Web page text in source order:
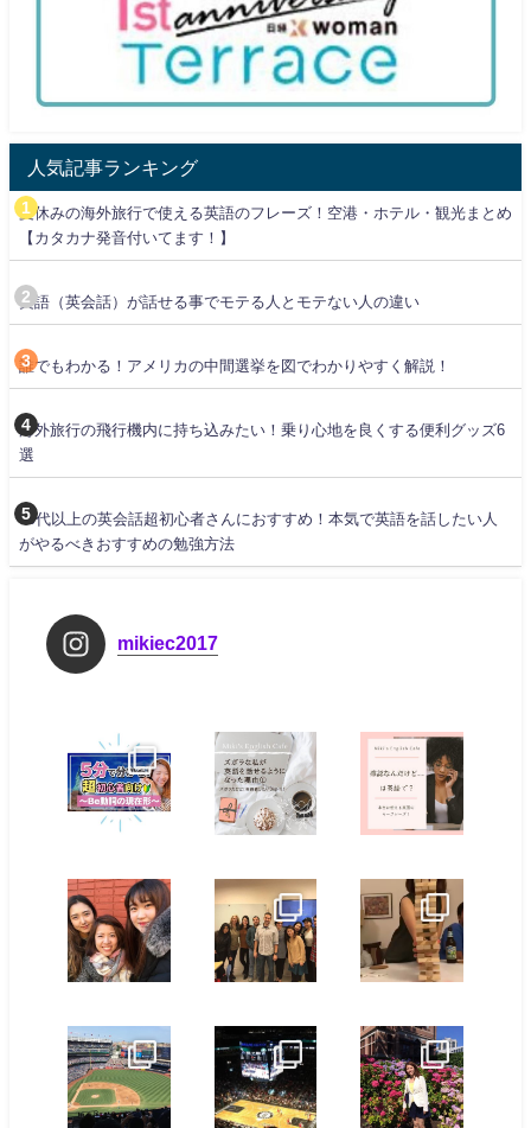
人気記事ランキング
夏休みの海外旅行で使える英語のフレーズ！空港・ホテル・観光まとめ
【カタカナ発音付いてます！】
英語（英会話）が話せる事でモテる人とモテない人の違い
誰でもわかる！アメリカの中間選挙を図でわかりやすく解説！
海外旅行の飛行機内に持ち込みたい！乗り心地を良くする便利グッズ6
選
30代以上の英会話超初心者さんにおすすめ！本気で英語を話したい人
がやるべきおすすめの勉強方法
mikiec2017